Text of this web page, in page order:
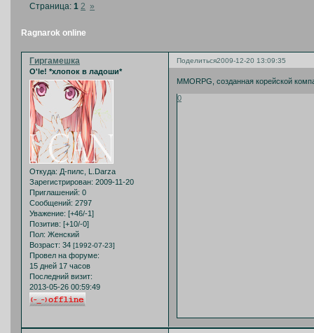
Ragnarok online
Страница:1 2 »
Поделиться2009-12-20 13:09:35
Гиргамешка
O'le! *хлопок в ладоши*
Откуда: Д-пилс, L.Darza
Зарегистрирован: 2009-11-20
Приглашений: 0
Сообщений: 2797
Уважение: [+46/-1]
Позитив: [+10/-0]
Пол: Женский
Возраст: 34 [1992-07-23]
Провел на форуме:
15 дней 17 часов
Последний визит:
2013-05-26 00:59:49
MMORPG, созданная корейской
0